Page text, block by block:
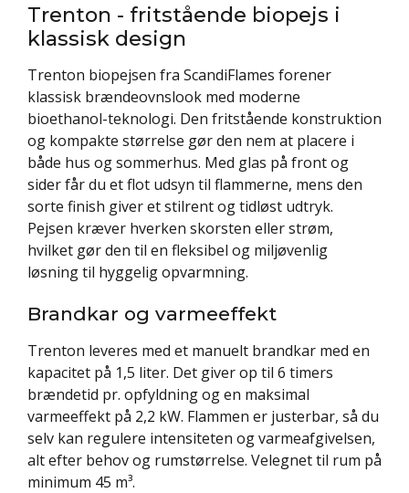
Trenton - fritstående biopejs i
klassisk design
Trenton biopejsen fra ScandiFlames forener
klassisk brændeovnslook med moderne
bioethanol-teknologi. Den fritstående konstruktion
og kompakte størrelse gør den nem at placere i
både hus og sommerhus. Med glas på front og
sider får du et flot udsyn til flammerne, mens den
sorte finish giver et stilrent og tidløst udtryk.
Pejsen kræver hverken skorsten eller strøm,
hvilket gør den til en fleksibel og miljøvenlig
løsning til hyggelig opvarmning.
Brandkar og varmeeffekt
Trenton leveres med et manuelt brandkar med en
kapacitet på 1,5 liter. Det giver op til 6 timers
brændetid pr. opfyldning og en maksimal
varmeeffekt på 2,2 kW. Flammen er justerbar, så du
selv kan regulere intensiteten og varmeafgivelsen,
alt efter behov og rumstørrelse. Velegnet til rum på
minimum 45 m³.